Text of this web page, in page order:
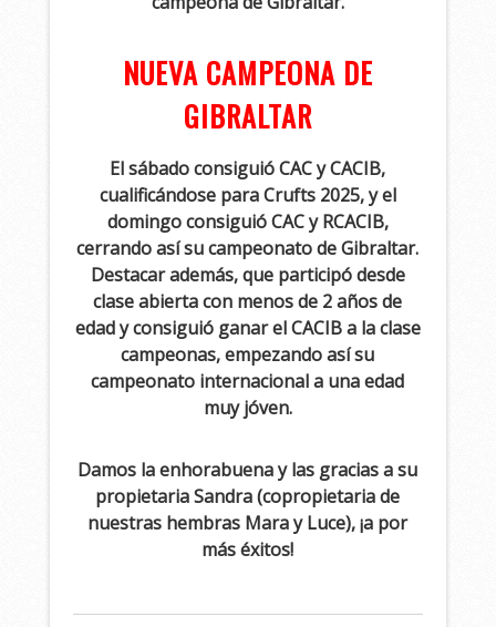
NUEVA CAMPEONA DE
GIBRALTAR
El sábado consiguió CAC y CACIB,
cualificándose para Crufts 2025, y el
domingo consiguió CAC y RCACIB,
cerrando así su campeonato de Gibraltar.
Destacar además, que participó desde
clase abierta con menos de 2 años de
edad y consiguió ganar el CACIB a la clase
campeonas, empezando así su
campeonato internacional a una edad
muy jóven.
Damos la enhorabuena y las gracias a su
propietaria Sandra (copropietaria de
nuestras hembras Mara y Luce), ¡a por
más éxitos!